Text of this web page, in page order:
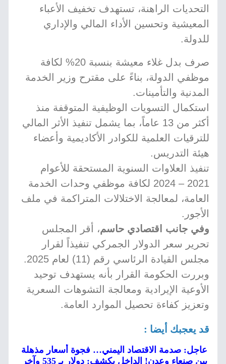
التحديات الراهنة، تستهدف تخفيف الأعباء
المعيشية وتحسين الأداء المالي والإداري
للدولة.
صرف بدل غلاء معيشة بنسبة 20% لكافة
موظفي الدولة، بناءً على مقترح وزير الخدمة
المدنية والتأمينات.
استكمال التسويات الوظيفية المتوقفة منذ
أكثر من 13 عاماً، بما يشمل تنفيذ الأثر المالي
للترقيات العلمية للكوادر الأكاديمية وأعضاء
هيئة التدريس.
تنفيذ العلاوات السنوية المستحقة للأعوام
2021 – 2024 لكافة موظفي وحدات الخدمة
العامة، لمعالجة الاختلالات المتراكمة في ملف
الأجور.
وفي جانب اقتصادي حاسم، أقر المجلس
تحرير سعر الدولار الجمركي تنفيذاً لقرار
مجلس القيادة الرئاسي رقم (11) لعام 2025.
وبررت الحكومة القرار بأنه يستهدف توحيد
الأوعية الإيرادية ومعالجة التشوهات السعرية
وتعزيز كفاءة تحصيل الموارد العامة.
قد يعجبك أيضا :
عاجل: صدمة الاقتصاد اليمني… فجوة أسعار مذهلة
بين صنعاء وعدن! الداخل يكشف: دولار بـ 535 وآخر